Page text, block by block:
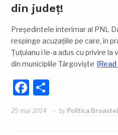
din județ!
Președintele interimar al PNL
respinge acuzațiile pe care, în
Țuțuianu i le-a adus cu privire la
din municipiile Târgoviște
Facebook
25 mai 2014 by Politica Broastei